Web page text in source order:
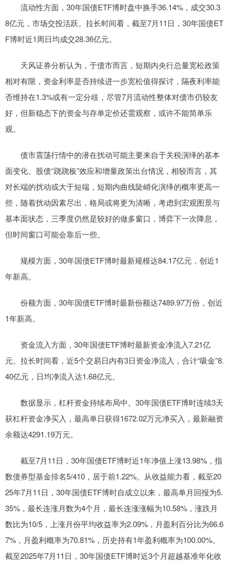
流动性方面，30年国债ETF博时盘中换手36.14%，成交30.3
8亿元，市场交投活跃。拉长时间看，截至7月11日，30年国债ET
F博时近1周日均成交28.36亿元。
天风证券分析认为，于债市而言，短期内央行总量宽松政策
相对有限，资金利率是否持续进一步宽松值得探讨，隔夜利率能
否维持在1.3%或有一定分歧，尽管7月流动性整体对债市仍较友
好，但新稳态下的资金与存单定价还需观察，或许不能简单乐
观。
债市震荡行情中的潜在扰动可能主要来自于关税演绎的基本
面变化、股债“跷跷板”效应和增量政策出台情况，相较而言，其
对长端的扰动或大于短端，短期内曲线陡峭化演绎的概率更高一
些，随着扰动因素尽出，格局或将更为清晰，考虑到宏观图景与
基本面状态，三季度仍然是较好的做多窗口，博弈下一次降息，
但时间窗口可能会靠后一些。
规模方面，30年国债ETF博时最新规模达84.17亿元，创近1
年新高。
份额方面，30年国债ETF博时最新份额达7489.97万份，创近
1年新高。
资金流入方面，30年国债ETF博时最新资金净流入7.21亿
元。拉长时间看，近5个交易日内有3日资金净流入，合计“吸金”8.
40亿元，日均净流入达1.68亿元。
数据显示，杠杆资金持续布局中。30年国债ETF博时连续3天
获杠杆资金净买入，最高单日获得1672.02万元净买入，最新融资
余额达4291.19万元。
截至7月11日，30年国债ETF博时近1年净值上涨13.98%，指
数债券型基金排名5/410，居于前1.22%。从收益能力看，截至20
25年7月11日，30年国债ETF博时自成立以来，最高单月回报为5.
35%，最长连涨月数为4个月，最长连涨涨幅为10.58%，涨跌月
数比为10/5，上涨月份平均收益率为2.09%，月盈利百分比为66.6
7%，月盈利概率为70.81%，历史持有1年盈利概率为100.00%。
截至2025年7月11日，30年国债ETF博时近3个月超越基准年化收